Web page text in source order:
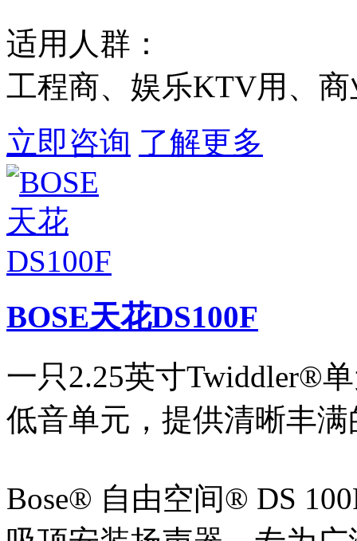
适用人群：
工程商、娱乐KTV用、
立即咨询 了解更多
BOSE天花DS100F
一只2.25英寸Twiddler®
低音单元，提供清晰丰
Bose® 自由空间® DS